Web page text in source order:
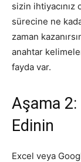
sizin ihtiyacınız
sürecine ne
zaman
anahtar
fayda var.
Aşama 2:
Edinin
Excel veya